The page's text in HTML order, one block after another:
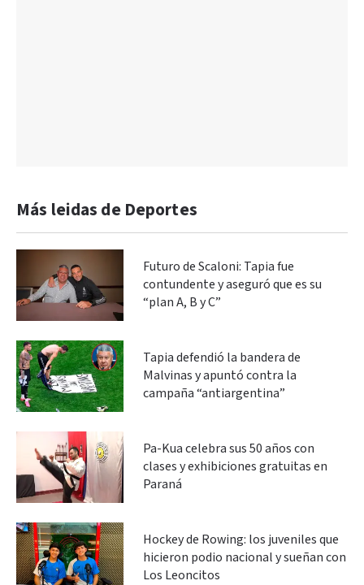
Más leidas de Deportes
Futuro de Scaloni: Tapia fue
contundente y aseguró que es su
“plan A, B y C”
Tapia defendió la bandera de
Malvinas y apuntó contra la
campaña “antiargentina”
Pa-Kua celebra sus 50 años con
clases y exhibiciones gratuitas en
Paraná
Hockey de Rowing: los juveniles que
hicieron podio nacional y sueñan con
Los Leoncitos